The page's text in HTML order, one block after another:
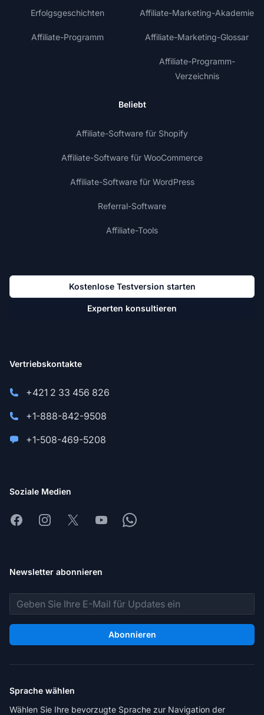
Erfolgsgeschichten
Affiliate-Programm
Affiliate-Marketing-Akademie
Affiliate-Marketing-Glossar
Affiliate-Programm-
Verzeichnis
Beliebt
Affiliate-Software für Shopify
Affiliate-Software für WooCommerce
Affiliate-Software für WordPress
Referral-Software
Affiliate-Tools
Kostenlose Testversion starten
Experten konsultieren
Vertriebskontakte
+421 2 33 456 826
+1-888-842-9508
+1-508-469-5208
Soziale Medien
FacebookInstagram
X YoutubeWhatsapp
Newsletter abonnieren
E-Mail-Adresse
Abonnieren
Sprache wählen
Wählen Sie Ihre bevorzugte Sprache zur Navigation der